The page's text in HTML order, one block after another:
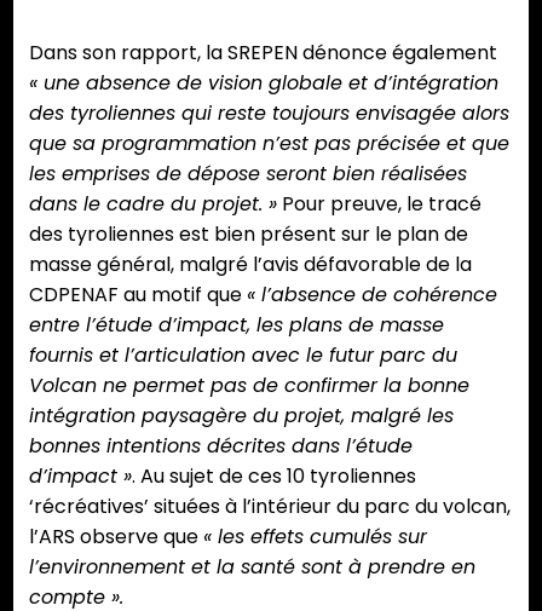
Dans son rapport, la SREPEN dénonce également
« une absence de vision globale et d’intégration
des tyroliennes qui reste toujours envisagée alors
que sa programmation n’est pas précisée et que
les emprises de dépose seront bien réalisées
dans le cadre du projet. » Pour preuve, le tracé
des tyroliennes est bien présent sur le plan de
masse général, malgré l’avis défavorable de la
CDPENAF au motif que« l’absence de cohérence
entre l’étude d’impact, les plans de masse
fournis et l’articulation avec le futur parc du
Volcan ne permet pas de confirmer la bonne
intégration paysagère du projet, malgré les
bonnes intentions décrites dans l’étude
d’impact ». Au sujet de ces 10 tyroliennes
‘récréatives’ situées à l’intérieur du parc du volcan,
l’ARS observe que« les effets cumulés sur
l’environnement et la santé sont à prendre en
compte ».